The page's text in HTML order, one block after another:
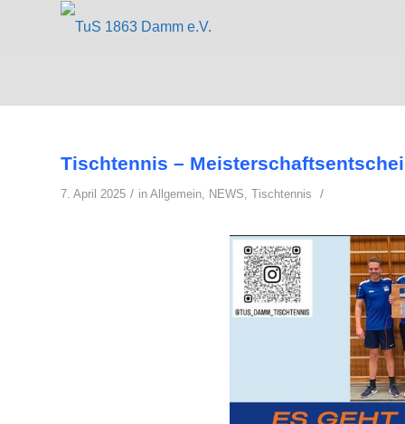
Tischtennis –
7. April 2025 / in Allgemein, NEWS, Tischtennis /